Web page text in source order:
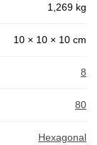
1,269 kg
10 × 10 × 10 cm
8
80
Hexagonal